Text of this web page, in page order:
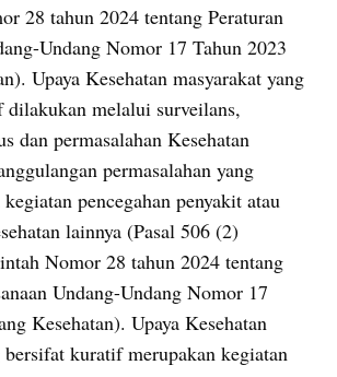
28 tahun 2024 tentang Peraturan
Undang Nomor 17 Tahun 2023
Upaya Kesehatan masyarakat yang
dilakukan melalui surveilans,
dan permasalahan Kesehatan
permasalahan yang
pencegahan penyakit atau
lainnya (Pasal 506 (2)
Nomor 28 tahun 2024 tentang
Undang-Undang Nomor 17
Kesehatan). Upaya Kesehatan
bersifat kuratif merupakan kegiatan